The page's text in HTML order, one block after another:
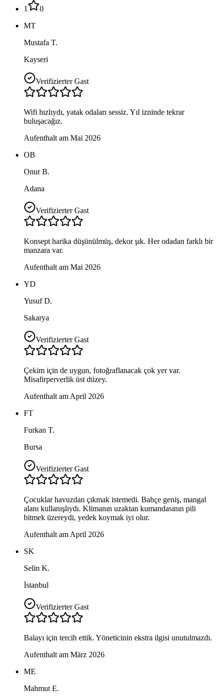
1
0
MT
Mustafa T.
Kayseri
Verifizierter Gast
Wifi hızlıydı, yatak odaları sessiz. Yıl izninde tekrar
buluşacağız.
Aufenthalt am Mai 2026
OB
Onur B.
Adana
Verifizierter Gast
Konsept harika düşünülmüş, dekor şık. Her odadan farklı bir
manzara var.
Aufenthalt am Mai 2026
YD
Yusuf D.
Sakarya
Verifizierter Gast
Çekim için de uygun, fotoğraflanacak çok yer var.
Misafirperverlik üst düzey.
Aufenthalt am April 2026
FT
Furkan T.
Bursa
Verifizierter Gast
Çocuklar havuzdan çıkmak istemedi. Bahçe geniş, mangal
alanı kullanışlıydı. Klimanın uzaktan kumandasının pili
bitmek üzereydi, yedek koymak iyi olur.
Aufenthalt am April 2026
SK
Selin K.
İstanbul
Verifizierter Gast
Balayı için tercih ettik. Yöneticinin ekstra ilgisi unutulmazdı.
Aufenthalt am März 2026
ME
Mahmut E.